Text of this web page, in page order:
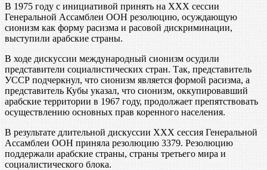
В 1975 году с инициативой принять на XXX сессии
Генеральной Ассамблеи ООН резолюцию, осуждающую
сионизм как форму расизма и расовой дискриминации,
выступили арабские страны.
В ходе дискуссии международный сионизм осудили
представители социалистических стран. Так, представитель
УССР подчеркнул, что сионизм является формой расизма, а
представитель Кубы указал, что сионизм, оккупировавший
арабские территории в 1967 году, продолжает препятствовать
осуществлению основных прав коренного населения.
В результате длительной дискуссии XXX сессия Генеральной
Ассамблеи ООН приняла резолюцию 3379. Резолюцию
поддержали арабские страны, страны третьего мира и
социалистического блока.